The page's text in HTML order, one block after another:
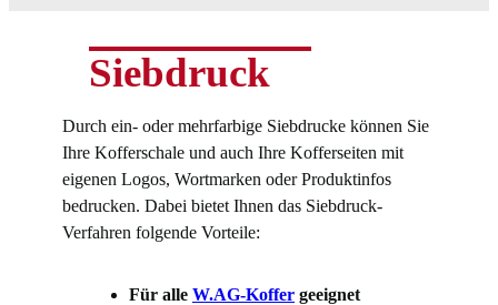
Siebdruck
Durch ein- oder mehrfarbige Siebdrucke können Sie
Ihre Kofferschale und auch Ihre Kofferseiten mit
eigenen Logos, Wortmarken oder Produktinfos
bedrucken. Dabei bietet Ihnen das Siebdruck-
Verfahren folgende Vorteile:
Für alle W.AG-Koffer geeignet